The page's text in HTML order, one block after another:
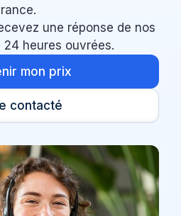
une réponse de nos
heures ouvrées.
mon prix
contacté